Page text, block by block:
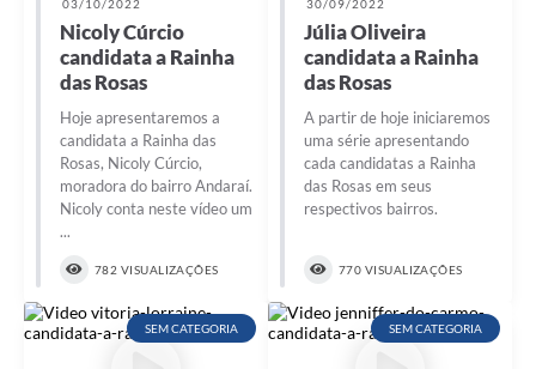
03/10/2022
Nicoly Cúrcio
candidata a Rainha
das Rosas
Hoje apresentaremos a
candidata a Rainha das
Rosas, Nicoly Cúrcio,
moradora do bairro Andaraí.
Nicoly conta neste vídeo um
...
782 VISUALIZAÇÕES
30/09/2022
Júlia Oliveira
candidata a Rainha
das Rosas
A partir de hoje iniciaremos
uma série apresentando
cada candidatas a Rainha
das Rosas em seus
respectivos bairros.
770 VISUALIZAÇÕES
SEM CATEGORIA SEM CATEGORIA